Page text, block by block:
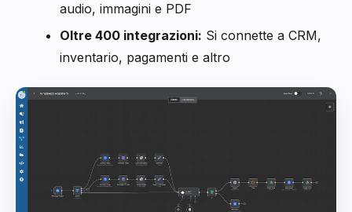
audio, immagini e PDF
Oltre 400 integrazioni: Si connette a CRM,
inventario, pagamenti e altro